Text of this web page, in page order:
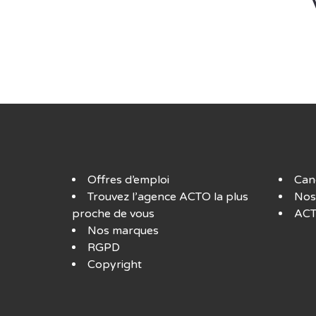
Offres d’emploi
Trouvez l’agence ACTO la plus
proche de vous
Nos marques
RGPD
Copyright